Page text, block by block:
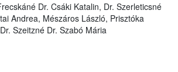
Dr. Csáki Katalin, Dr. Szerleticsné
Andrea, Mészáros László, Prisztóka
Szeitzné Dr. Szabó Mária